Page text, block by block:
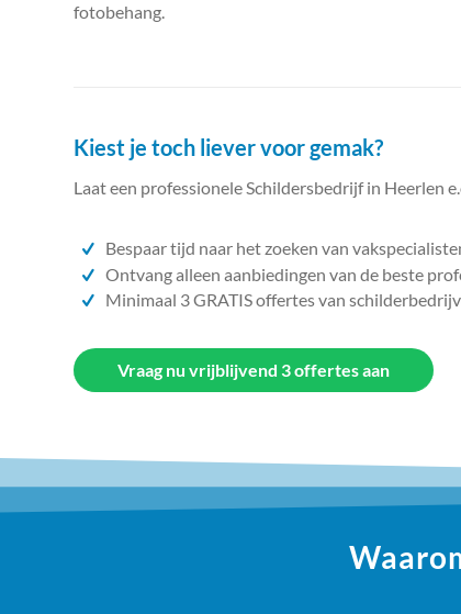
fotobehang.
Kiest je toch liever voor gemak?
Laat een professionele Schildersbedrijf in Heerlen
Bespaar tijd naar het zoeken van
Ontvang alleen aanbiedingen van de beste
Minimaal 3 GRATIS offertes van
Vraag nu vrijblijvend 3 offertes aan